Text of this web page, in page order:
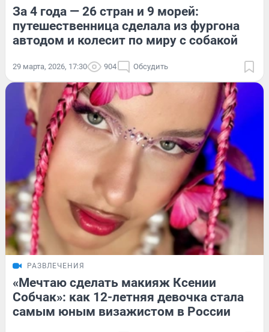
За 4 года — 26 стран и 9 морей:
путешественница сделала из фургона
автодом и колесит по миру с собакой
29 марта, 2026, 17:30 904 Обсудить
РАЗВЛЕЧЕНИЯ
«Мечтаю сделать макияж Ксении
Собчак»: как 12-летняя девочка стала
самым юным визажистом в России